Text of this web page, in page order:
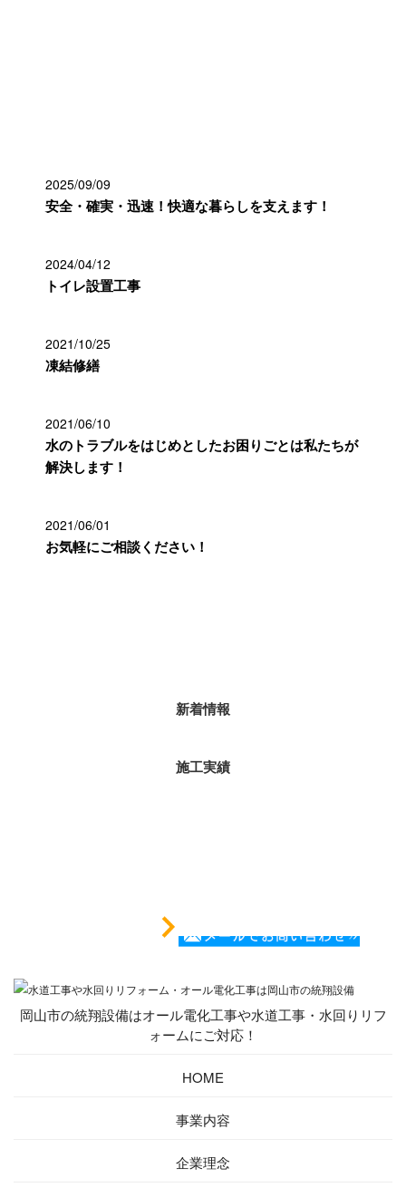
2025/09/09
安全・確実・迅速！快適な暮らしを支えます！
2024/04/12
トイレ設置工事
2021/10/25
凍結修繕
2021/06/10
水のトラブルをはじめとしたお困りごとは私たちが
解決します！
2021/06/01
お気軽にご相談ください！
新着情報
施工実績
岡山市の統翔設備はオール電化工事や水道工事・水回りリフ
ォームにご対応！
HOME
事業内容
企業理念